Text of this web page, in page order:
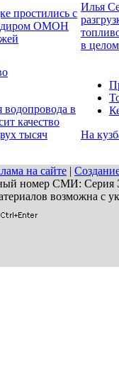
простились с
ОМОН
Илья
в целом
в
качество
тысяч
На
на сайте |
номер СМИ: Серия
возможна с